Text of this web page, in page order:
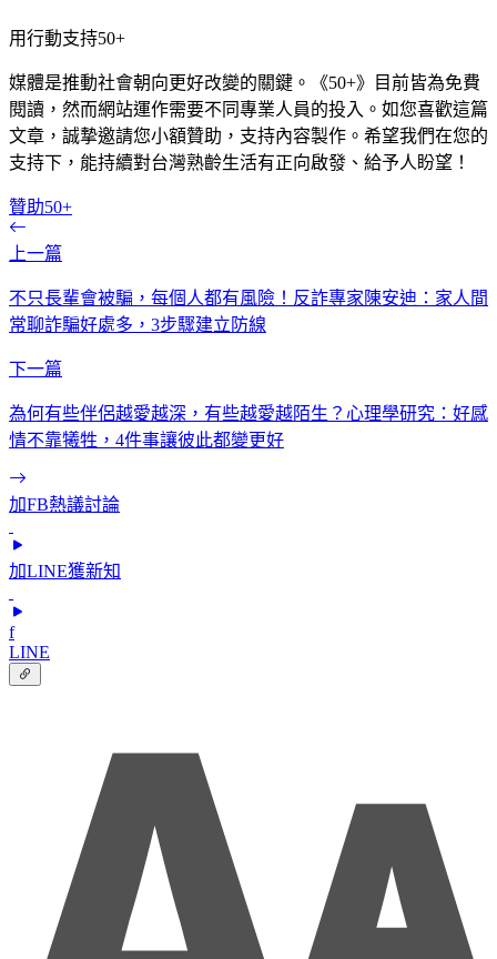
用行動支持50+
媒體是推動社會朝向更好改變的關鍵。《50+》目前皆為免費
閱讀，然而網站運作需要不同專業人員的投入。如您喜歡這篇
文章，誠摯邀請您小額贊助，支持內容製作。希望我們在您的
支持下，能持續對台灣熟齡生活有正向啟發、給予人盼望！
贊助50+
上一篇
不只長輩會被騙，每個人都有風險！反詐專家陳安迪：家人間
常聊詐騙好處多，3步驟建立防線
下一篇
為何有些伴侶越愛越深，有些越愛越陌生？心理學研究：好感
情不靠犧牲，4件事讓彼此都變更好
加FB熱議討論
加LINE獲新知
f
LINE